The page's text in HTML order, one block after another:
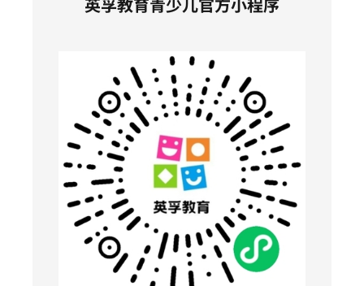
英孚教育青少儿官方小程序